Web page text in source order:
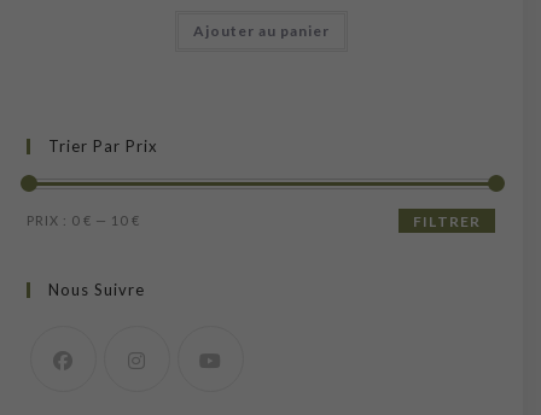
Ajouter au panier
Trier Par Prix
Prix
Prix
FILTRER
PRIX : 0 € — 10 €
Nous Suivre